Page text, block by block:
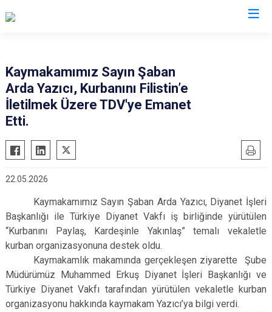
Akyazı
Ferizli
Hendek
Kaynarca
Kocaali
Pamukova
Erenler
Serdivan
Kaymakamımız Sayın Şaban
Arda Yazıcı, Kurbanını Filistin’e
İletilmek Üzere TDV'ye Emanet
Etti.
22.05.2026
Kaymakamımız Sayın Şaban Arda Yazıcı, Diyanet İşleri
Başkanlığı ile Türkiye Diyanet Vakfı iş birliğinde yürütülen
“Kurbanını Paylaş, Kardeşinle Yakınlaş” temalı vekaletle
kurban organizasyonuna destek oldu.
Kaymakamlık makamında gerçekleşen ziyarette Şube
Müdürümüz Muhammed Erkuş Diyanet İşleri Başkanlığı ve
Türkiye Diyanet Vakfı tarafından yürütülen vekaletle kurban
organizasyonu hakkında kaymakam Yazıcı’ya bilgi verdi.